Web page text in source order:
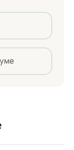
посевных
на
затрат